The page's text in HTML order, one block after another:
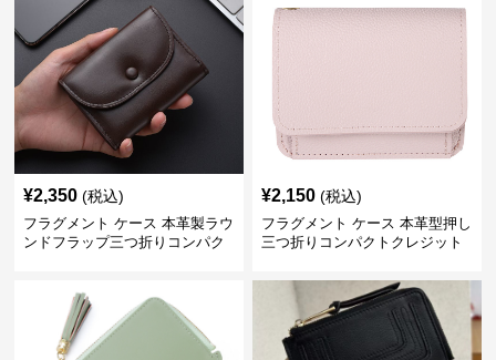
¥2,350 (税込)
フラグメント ケース 本革製ラウ
ンドフラップ三つ折りコンパク
¥2,150 (税込)
フラグメント ケース 本革型押し
三つ折りコンパクトクレジット